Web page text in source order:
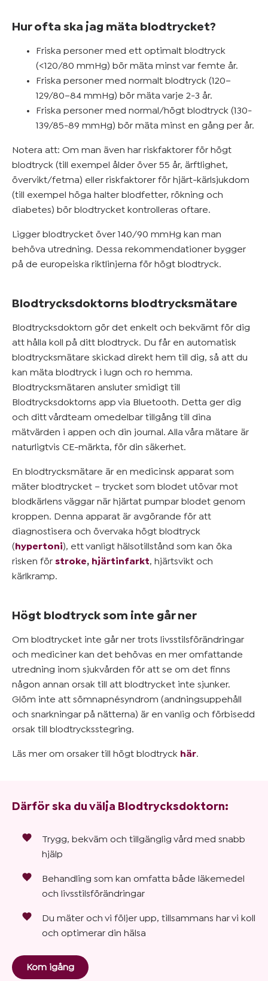
Hur ofta ska jag mäta blodtrycket?
Friska personer med ett optimalt blodtryck
(<120/80 mmHg) bör mäta minst var femte år.
Friska personer med normalt blodtryck (120–
129/80–84 mmHg) bör mäta varje 2-3 år.
Friska personer med normal/högt blodtryck (130-
139/85-89 mmHg) bör mäta minst en gång per år.
Notera att: Om man även har riskfaktorer för högt
blodtryck (till exempel ålder över 55 år, ärftlighet,
övervikt/fetma) eller riskfaktorer för hjärt-kärlsjukdom
(till exempel höga halter blodfetter, rökning och
diabetes) bör blodtrycket kontrolleras oftare.
Ligger blodtrycket över 140/90 mmHg kan man
behöva utredning. Dessa rekommendationer bygger
på de europeiska riktlinjerna för högt blodtryck.
Blodtrycksdoktorns blodtrycksmätare
Blodtrycksdoktorn gör det enkelt och bekvämt för dig
att hålla koll på ditt blodtryck. Du får en automatisk
blodtrycksmätare skickad direkt hem till dig, så att du
kan mäta blodtryck i lugn och ro hemma.
Blodtrycksmätaren ansluter smidigt till
Blodtrycksdoktorns app via Bluetooth. Detta ger dig
och ditt vårdteam omedelbar tillgång till dina
mätvärden i appen och din journal. Alla våra mätare är
naturligtvis CE-märkta, för din säkerhet.
En blodtrycksmätare är en medicinsk apparat som
mäter blodtrycket – trycket som blodet utövar mot
blodkärlens väggar när hjärtat pumpar blodet genom
kroppen. Denna apparat är avgörande för att
diagnostisera och övervaka högt blodtryck
(hypertoni), ett vanligt hälsotillstånd som kan öka
risken för stroke, hjärtinfarkt, hjärtsvikt och
kärlkramp.
Högt blodtryck som inte går ner
Om blodtrycket inte går ner trots livsstilsförändringar
och mediciner kan det behövas en mer omfattande
utredning inom sjukvården för att se om det finns
någon annan orsak till att blodtrycket inte sjunker.
Glöm inte att sömnapnésyndrom (andningsuppehåll
och snarkningar på nätterna) är en vanlig och förbisedd
orsak till blodtrycksstegring.
Läs mer om orsaker till högt blodtryck här.
Därför ska du välja Blodtrycksdoktorn:
Trygg, bekväm och tillgänglig vård med snabb
hjälp
Behandling som kan omfatta både läkemedel
och livsstilsförändringar
Du mäter och vi följer upp, tillsammans har vi koll
och optimerar din hälsa
Kom igång